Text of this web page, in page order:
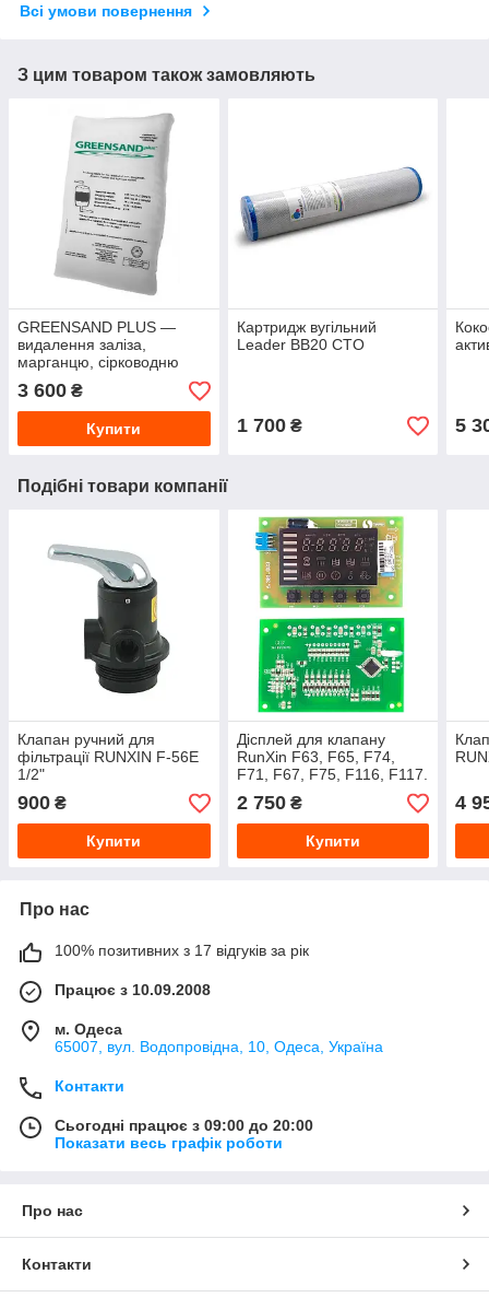
Всі умови повернення
З цим товаром також замовляють
GREENSAND PLUS —
видалення заліза,
марганцю, сірководню
3 600 ₴
Купити
Картридж вугільний
Leader BB20 CTO
1 700₴ 5
Подібні товари компанії
Клапан ручний для
фільтрації RUNXIN F-56Е
1/2"
900 ₴
Купити
Дісплей для клапану
RunXin F63, F65, F74,
F71, F67, F75, F116, F117.
Запчастини для клапанів
RX
2 750₴
Купити
4
Про нас
100% позитивних з 17 відгуків за рік
Працює з 10.09.2008
м. Одеса
65007, вул. Водопровідна, 10, Одеса, Україна
Контакти
Сьогодні працює з 09:00 до 20:00
Показати весь графік роботи
Про нас
Контакти